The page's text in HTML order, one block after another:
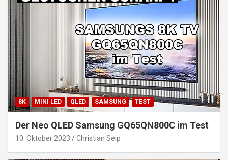
8K MINI LED QLED SAMSUNG TEST
Der Neo QLED Samsung GQ65QN800C im Test
10. Oktober 2023 Christian Seip